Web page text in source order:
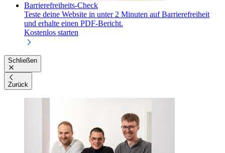
Barrierefreiheits-Check
Teste deine Website in unter 2 Minuten auf Barrierefreiheit
und erhalte einen PDF-Bericht.
Kostenlos starten
Schließen
Zurück